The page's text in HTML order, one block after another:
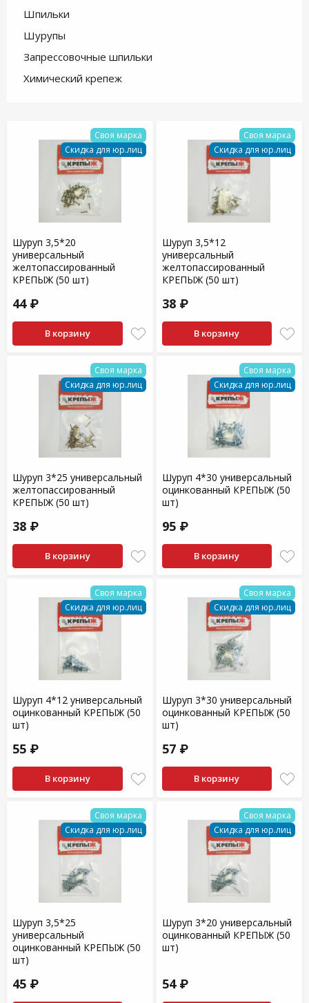
Шпильки
Шурупы
Запрессовочные шпильки
Химический крепеж
Своя марка
Скидка для юр.лиц
Шуруп 3,5*20
универсальный
желтопассированный
КРЕПЫЖ (50 шт)
44 ₽
В корзину
Своя марка
Скидка для юр.лиц
Шуруп 3,5*12
универсальный
желтопассированный
КРЕПЫЖ (50 шт)
38 ₽
В корзину
Своя марка
Скидка для юр.лиц
Шуруп 3*25 универсальный
желтопассированный
КРЕПЫЖ (50 шт)
38 ₽
В корзину
Своя марка
Скидка для юр.лиц
Шуруп 4*30 универсальный
оцинкованный КРЕПЫЖ (50
шт)
95 ₽
В корзину
Своя марка
Скидка для юр.лиц
Шуруп 4*12 универсальный
оцинкованный КРЕПЫЖ (50
шт)
55 ₽
В корзину
Своя марка
Скидка для юр.лиц
Шуруп 3*30 универсальный
оцинкованный КРЕПЫЖ (50
шт)
57 ₽
В корзину
Своя марка
Скидка для юр.лиц
Шуруп 3,5*25
универсальный
оцинкованный КРЕПЫЖ (50
шт)
45 ₽
Своя марка
Скидка для юр.лиц
Шуруп 3*20 универсальный
оцинкованный КРЕПЫЖ (50
шт)
54 ₽